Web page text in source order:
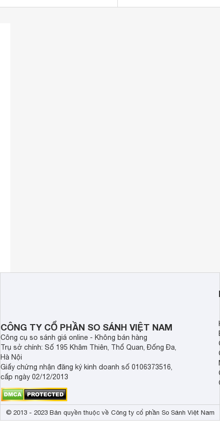
CÔNG TY CỔ PHẦN SO SÁNH VIỆT NAM
Công cụ so sánh giá online - Không bán hàng
Trụ sở chính: Số 195 Khâm Thiên, Thổ Quan, Đống Đa,
Hà Nội
Giấy chứng nhận đăng ký kinh doanh số 0106373516,
cấp ngày 02/12/2013
© 2013 - 2023 Bản quyền thuộc về Công ty cổ phần So Sánh Việt Nam